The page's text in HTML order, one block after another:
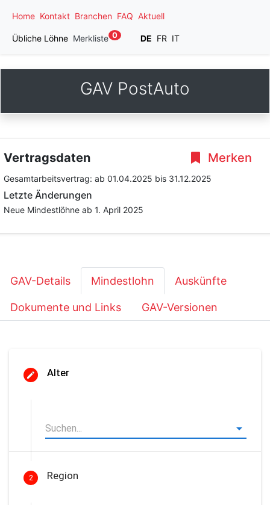
Home Kontakt Branchen FAQ Aktuell
Übliche Löhne Merkliste 0 DE FR IT
GAV PostAuto
Merken
Vertragsdaten
Gesamtarbeitsvertrag: ab 01.04.2025 bis 31.12.2025
Letzte Änderungen
Neue Mindestlöhne ab 1. April 2025
GAV-Details Mindestlohn Auskünfte
Dokumente und Links GAV-Versionen
Alter
2 Region